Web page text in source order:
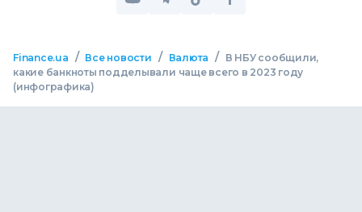
Finance.ua / Все новости / Валюта /
В НБУ сообщили,
какие банкноты подделывали чаще всего в 2023 году
(инфографика)